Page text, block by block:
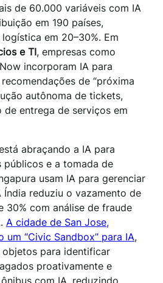
de 60.000 variáveis com IA
em 190 países,
em 20–30%. Em
e TI, empresas como
incorporam IA para
de “próxima
autônoma de tickets,
entrega de serviços em
abraçando a IA para
públicos e a tomada de
usam IA para gerenciar
reduziu o vazamento de
30% com análise de fraude
A cidade de San Jose,
um “Civic Sandbox” para IA,
para identificar
proativamente e
com IA, reduzindo